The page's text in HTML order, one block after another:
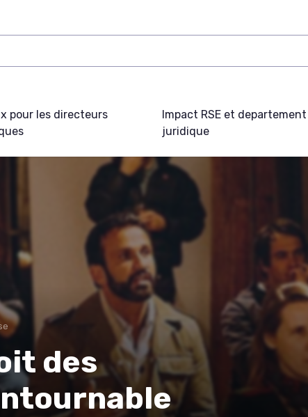
pour les directeurs
Impact RSE et departement
juridique
des